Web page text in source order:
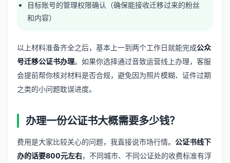
目标账号的管理权限确认（确保能接收迁移过来的粉丝
和内容）
以上材料准备齐全之后，基本上一到两个工作日就能完成公众
号迁移公证书办理。如果你选择通过音致运营线上办理，客服
会提前帮你核对材料是否合规，避免因为照片模糊、证件过期
之类的小问题耽误进度。
办理一份公证书大概需要多少钱？
费用是大家比较关心的问题，我直接说市场行情。 公证书线下
办的话要800元左右，不同城市、不同公证处的收费标准有浮